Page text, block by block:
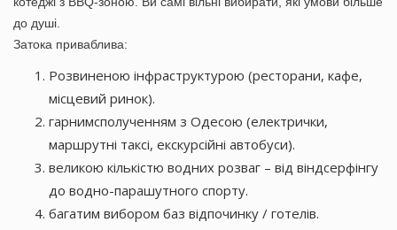
до душі.
Затока приваблива:
Розвиненою інфраструктурою (ресторани, кафе,
місцевий ринок).
гарнимсполученням з Одесою (електрички,
маршрутні таксі, екскурсійні автобуси).
великою кількістю водних розваг – від віндсерфінгу
до водно-парашутного спорту.
багатим вибором баз відпочинку / готелів.